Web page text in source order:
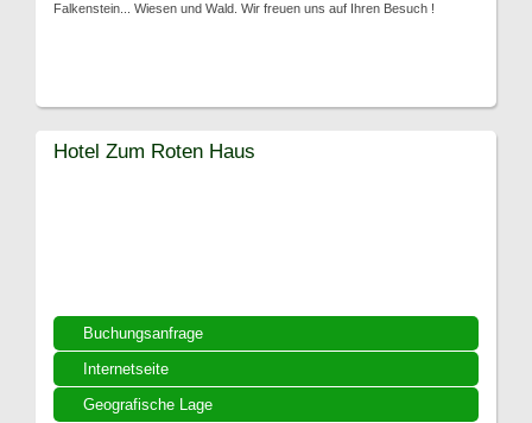
Falkenstein... Wiesen und Wald. Wir freuen uns auf Ihren Besuch !
Buchungsanfrage
Internetseite
Geografische Lage
Hotel Zum Roten Haus